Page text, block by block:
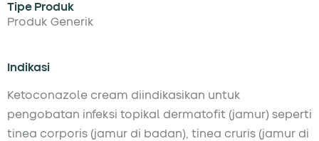
Tipe Produk
Produk Generik
Indikasi
Ketoconazole cream diindikasikan untuk
pengobatan infeksi topikal dermatofit (jamur) seperti
tinea corporis (jamur di badan), tinea cruris (jamur di